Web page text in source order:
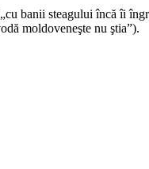
banii steagului încă îi
moldoveneşte nu ştia”).